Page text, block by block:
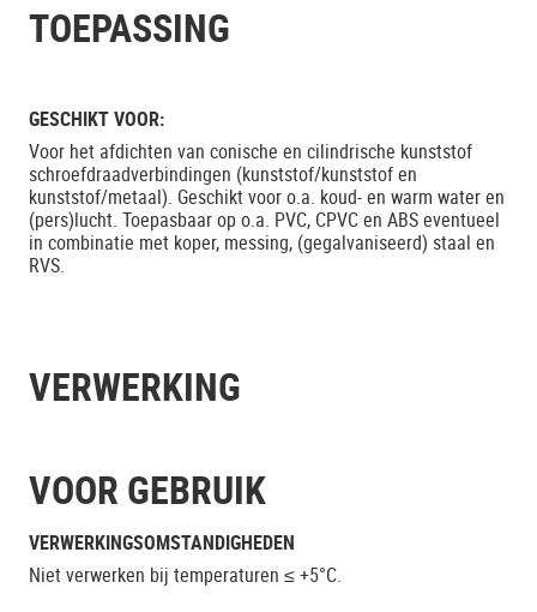
TOEPASSING
GESCHIKT VOOR:
Voor het afdichten van conische en cilindrische kunststof
schroefdraadverbindingen (kunststof/kunststof en
kunststof/metaal). Geschikt voor o.a. koud- en warm water en
(pers)lucht. Toepasbaar op o.a. PVC, CPVC en ABS eventueel
in combinatie met koper, messing, (gegalvaniseerd) staal en
RVS.
VERWERKING
VOOR GEBRUIK
VERWERKINGSOMSTANDIGHEDEN
Niet verwerken bij temperaturen ≤ +5°C.